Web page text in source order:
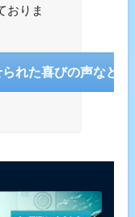
おりま
れた喜びの声など